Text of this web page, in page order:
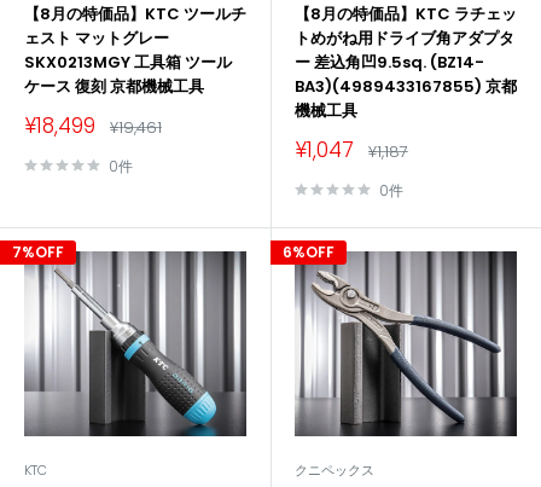
【8月の特価品】KTC ツールチ
ェスト マットグレー
SKX0213MGY 工具箱 ツール
ケース 復刻 京都機械工具
販
価
¥18,499 通
価
格
¥19,461
0件
【8月の特価品】KTC ラチェッ
トめがね用ドライブ角アダプタ
ー 差込角凹9.5sq. (BZ14-
BA3)(4989433167855) 京都
機械工具
販
売
価
¥1,047 通
常
価
格
¥1,187
0件
7%OFF
KTC
6%OFF
クニペックス